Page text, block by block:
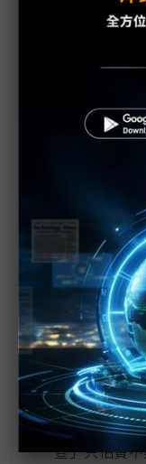
成熟製程全面疲
台積業績旺翻卻
台積電深夜重訊
台積電海外建廠
強勢美元助攻
近７天熱門報
MLCC訂單
建熱潮將趨緩
2027全年記
宣」只怕買